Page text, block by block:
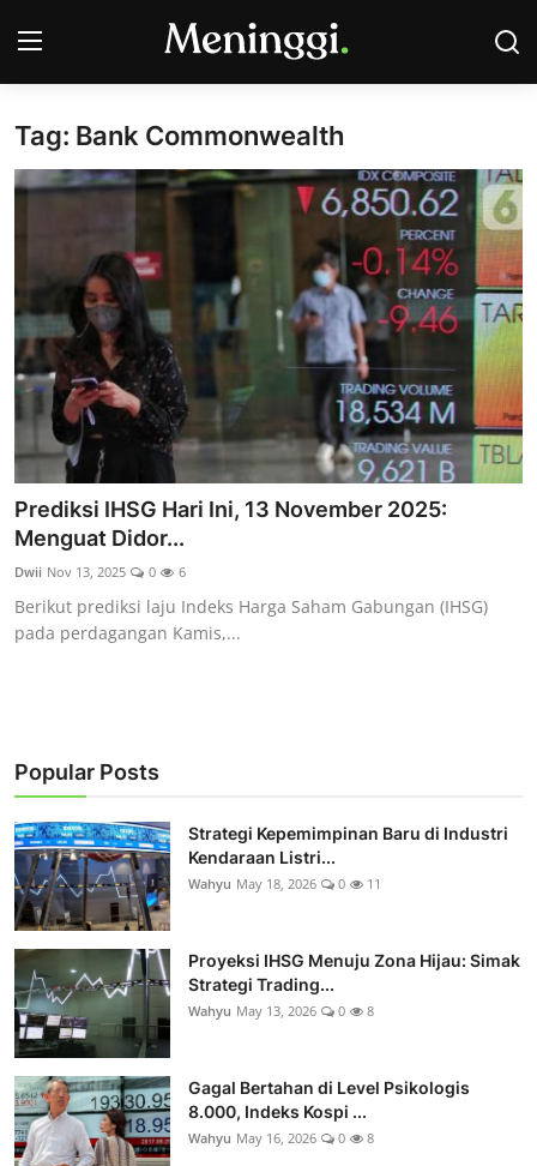
Contact
Pasar Saham
Bisnis
Industri
Korporasi
Kripto
Obligasi & Reksadana
Rekomendasi
Tag: Bank Commonwealth
Prediksi IHSG Hari Ini, 13 November 2025:
Menguat Didor...
Dwii Nov 13, 2025 0 6
Berikut prediksi laju Indeks Harga Saham Gabungan (IHSG)
pada perdagangan Kamis,...
Popular Posts
Strategi Kepemimpinan Baru di Industri
Kendaraan Listri...
Wahyu May 18, 2026 0 11
Proyeksi IHSG Menuju Zona Hijau: Simak
Strategi Trading...
Wahyu May 13, 2026 0 8
Gagal Bertahan di Level Psikologis
8.000, Indeks Kospi ...
Wahyu May 16, 2026 0 8